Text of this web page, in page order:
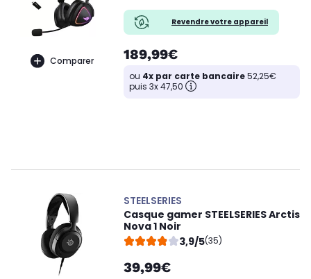
Comparer
Revendre votre appareil
189,99€
ou 4x par carte bancaire52,25€
puis 3x 47,50
STEELSERIES
Casque gamer STEELSERIES Arctis
Nova 1 Noir
3,9/5(35)
39,99€